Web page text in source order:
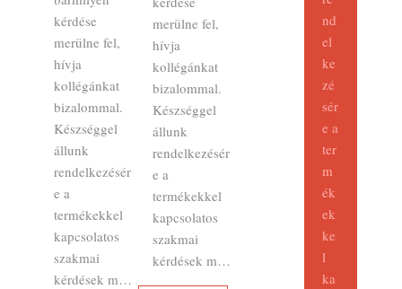
kérdése
merülne fel,
hívja
kollégánkat
bizalommal.
Készséggel
állunk
rendelkezésér
e a
termékekkel
kapcsolatos
szakmai
kérdések m…
merülne fel,
hívja
kollégánkat
bizalommal.
Készséggel
állunk
rendelkezésér
e a
termékekkel
kapcsolatos
szakmai
kérdések m…
nd
el
ke
zé
sér
e a
ter
m
ék
ek
ke
l
ka